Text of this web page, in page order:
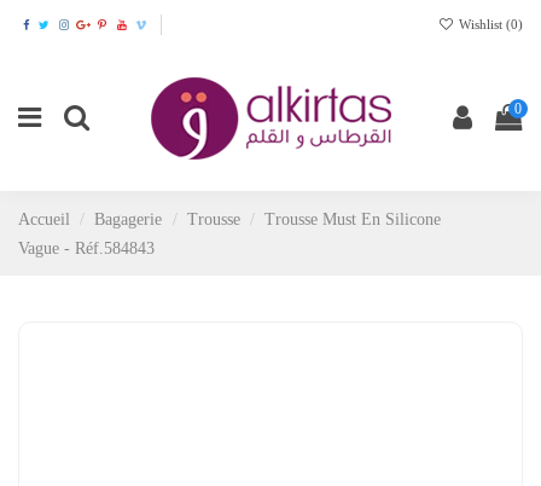
Wishlist (0)
0
Accueil Bagagerie Trousse
Trousse Must En Silicone
Vague - Réf.584843